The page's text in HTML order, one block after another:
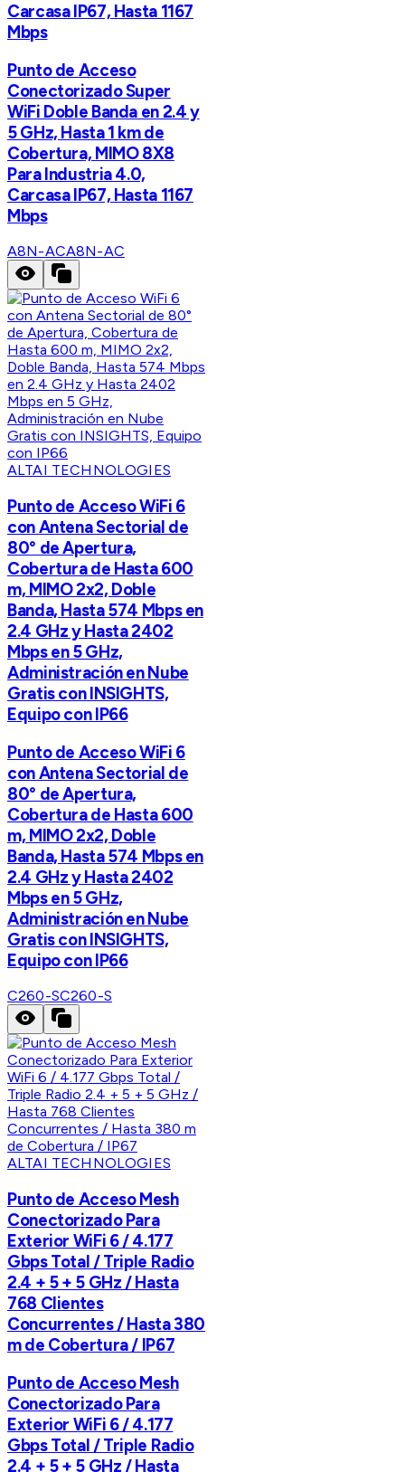
Carcasa IP67, Hasta 1167
Mbps
Punto de Acceso
Conectorizado Super
WiFi Doble Banda en 2.4 y
5 GHz, Hasta 1 km de
Cobertura, MIMO 8X8
Para Industria 4.0,
Carcasa IP67, Hasta 1167
Mbps
A8N-ACA8N-AC
ALTAI TECHNOLOGIES
Punto de Acceso WiFi 6
con Antena Sectorial de
80° de Apertura,
Cobertura de Hasta 600
m, MIMO 2x2, Doble
Banda, Hasta 574 Mbps en
2.4 GHz y Hasta 2402
Mbps en 5 GHz,
Administración en Nube
Gratis con INSIGHTS,
Equipo con IP66
Punto de Acceso WiFi 6
con Antena Sectorial de
80° de Apertura,
Cobertura de Hasta 600
m, MIMO 2x2, Doble
Banda, Hasta 574 Mbps en
2.4 GHz y Hasta 2402
Mbps en 5 GHz,
Administración en Nube
Gratis con INSIGHTS,
Equipo con IP66
C260-SC260-S
ALTAI TECHNOLOGIES
Punto de Acceso Mesh
Conectorizado Para
Exterior WiFi 6 / 4.177
Gbps Total / Triple Radio
2.4 + 5 + 5 GHz / Hasta
768 Clientes
Concurrentes / Hasta 380
m de Cobertura / IP67
Punto de Acceso Mesh
Conectorizado Para
Exterior WiFi 6 / 4.177
Gbps Total / Triple Radio
2.4 + 5 + 5 GHz / Hasta